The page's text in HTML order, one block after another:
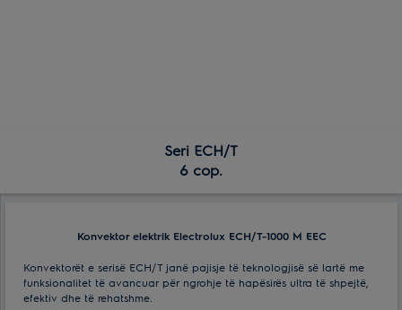
Seri ECH/T
6 cop.
Konvektor elektrik Electrolux ECH/T-1000 M EEC
Konvektorët e serisë ECH/T janë pajisje të teknologjisë së lartë me
funksionalitet të avancuar për ngrohje të hapësirës ultra të shpejtë,
efektiv dhe të rehatshme.